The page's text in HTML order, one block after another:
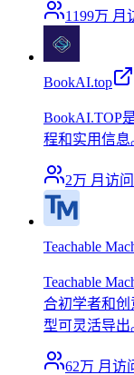
1199万 月
BookAI.top
BookAI.TOP
程和实用信息
2万 月访问
Teachable
Teachable
合初学者和
型可灵活导出
62万 月访